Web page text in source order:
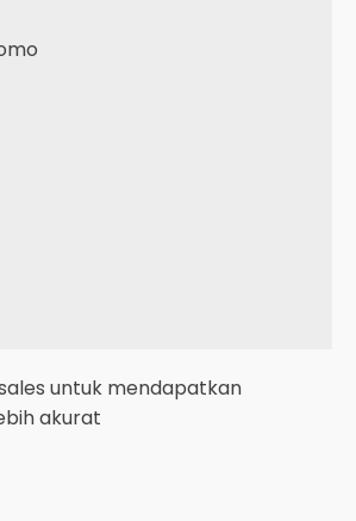
untuk mendapatkan
akurat